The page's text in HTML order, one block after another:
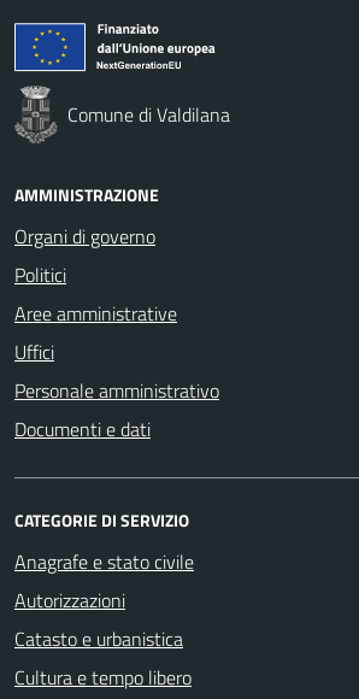
Comune di Valdilana
AMMINISTRAZIONE
Organi di governo
Politici
Aree amministrative
Uffici
Personale amministrativo
Documenti e dati
CATEGORIE DI SERVIZIO
Anagrafe e stato civile
Autorizzazioni
Catasto e urbanistica
Cultura e tempo libero